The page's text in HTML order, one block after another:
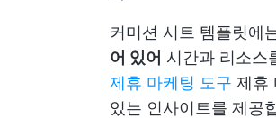
커미션 시트 템플릿에
어 있어 시간과 리소스
제휴 마케팅 도구 제휴
있는 인사이트를 제공